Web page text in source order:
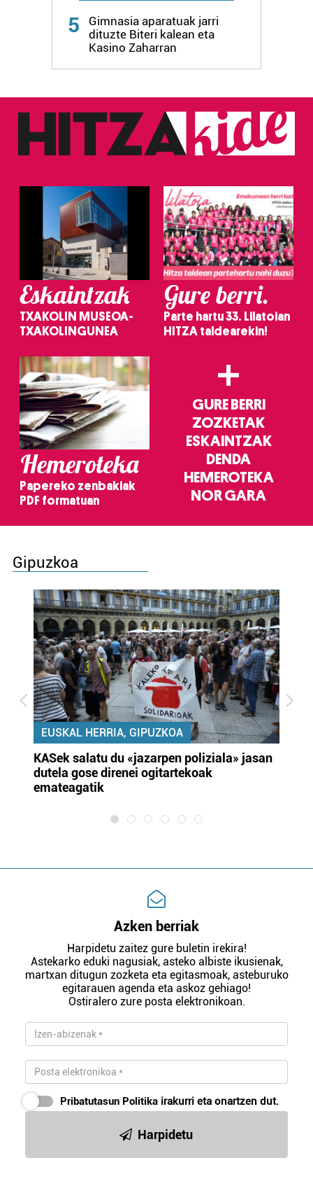
5
Gimnasia aparatuak jarri
dituzte Biteri kalean eta
Kasino Zaharran
Eskaintzak
TXAKOLIN MUSEOA-
TXAKOLINGUNEA
Gure berri.
Parte hartu 33. Lilatoian
HITZA taldearekin!
Hemeroteka
Papereko zenbakiak
PDF formatuan
+
GURE BERRI
ZOZKETAK
ESKAINTZAK
DENDA
HEMEROTEKA
NOR GARA
Gipuzkoa
EUSKAL HERRIA, GIPUZKOA
KASek salatu du «jazarpen poliziala» jasan
dutela gose direnei ogitartekoak
emateagatik
Azken berriak
Harpidetu zaitez gure buletin irekira!
Astekarko eduki nagusiak, asteko albiste ikusienak,
martxan ditugun zozketa eta egitasmoak, asteburuko
egitarauen agenda eta askoz gehiago!
Ostiralero zure posta elektronikoan.
Pribatutasun Politika irakurri eta onartzen dut.
Harpidetu